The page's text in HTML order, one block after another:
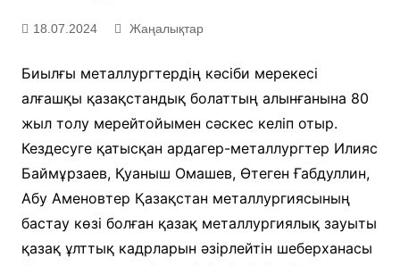
18.07.2024 Жаңалықтар
Биылғы металлургтердің кәсіби мерекесі
алғашқы қазақстандық болаттың алынғанына 80
жыл толу мерейтойымен сәскес келіп отыр.
Кездесуге қатысқан ардагер-металлургтер Илияс
Баймұрзаев, Қуаныш Омашев, Өтеген Ғабдуллин,
Абу Аменовтер Қазақстан металлургиясының
бастау көзі болған қазақ металлургиялық зауыты
қазақ ұлттық кадрларын әзірлейтін шеберханасы